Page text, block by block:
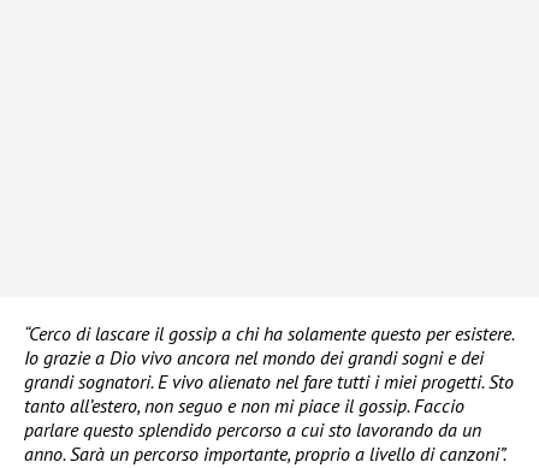
“Cerco di lascare il gossip a chi ha solamente questo per esistere.
Io grazie a Dio vivo ancora nel mondo dei grandi sogni e dei
grandi sognatori. E vivo alienato nel fare tutti i miei progetti. Sto
tanto all’estero, non seguo e non mi piace il gossip. Faccio
parlare questo splendido percorso a cui sto lavorando da un
anno. Sarà un percorso importante, proprio a livello di canzoni”.